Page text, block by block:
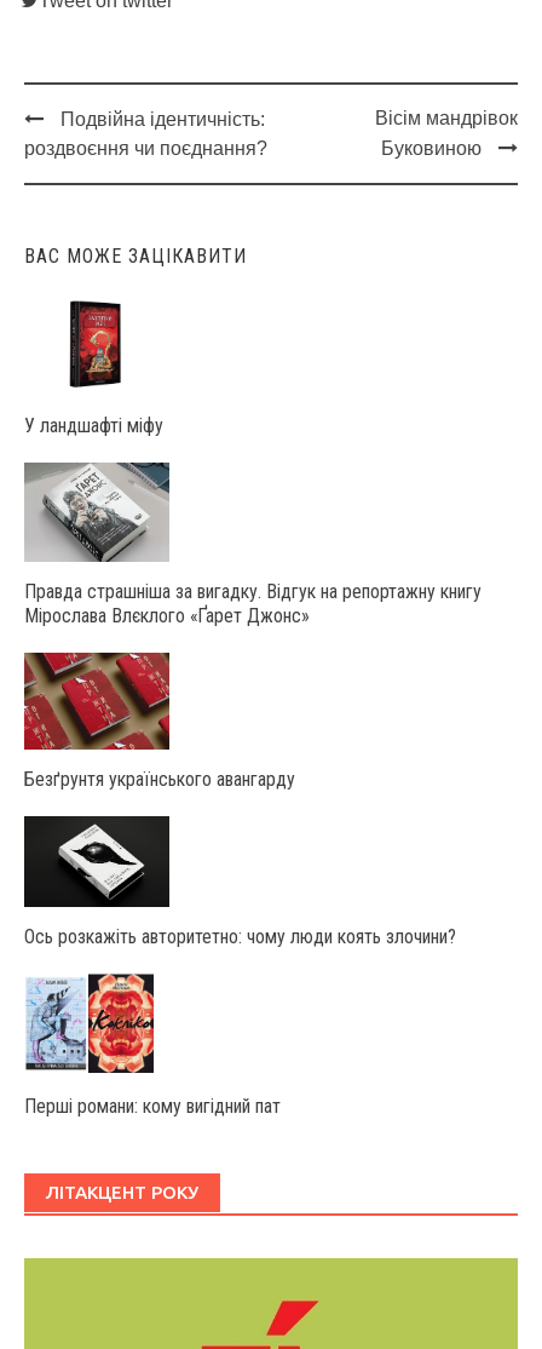
Post
navigation
Подвійна ідентичність:
роздвоєння чи поєднання?
Вісім мандрівок
Буковиною
ВАС МОЖЕ ЗАЦІКАВИТИ
У ландшафті міфу
Правда страшніша за вигадку. Відгук на репортажну книгу
Мірослава Влєклого «Ґарет Джонс»
Безґрунтя українського авангарду
Ось розкажіть авторитетно: чому люди коять злочини?
Перші романи: кому вигідний пат
ЛІТАКЦЕНТ РОКУ